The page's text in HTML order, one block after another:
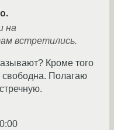
на
встретились.
Кроме того
свободна. Полагаю